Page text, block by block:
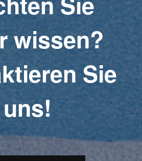
wissen?
Sie
uns!